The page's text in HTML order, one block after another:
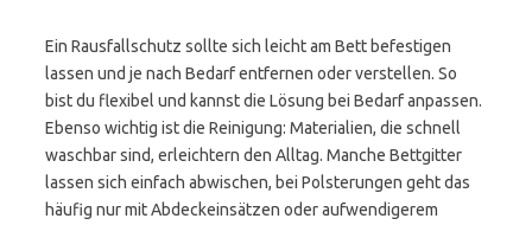
Ein Rausfallschutz sollte sich leicht am Bett befestigen
lassen und je nach Bedarf entfernen oder verstellen. So
bist du flexibel und kannst die Lösung bei Bedarf anpassen.
Ebenso wichtig ist die Reinigung: Materialien, die schnell
waschbar sind, erleichtern den Alltag. Manche Bettgitter
lassen sich einfach abwischen, bei Polsterungen geht das
häufig nur mit Abdeckeinsätzen oder aufwendigerem